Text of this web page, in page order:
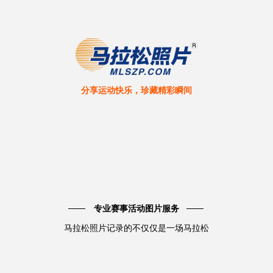
分享运动快乐，珍藏精彩瞬间
专业赛事活动图片服务
马拉松照片记录的不仅仅是一场马拉松